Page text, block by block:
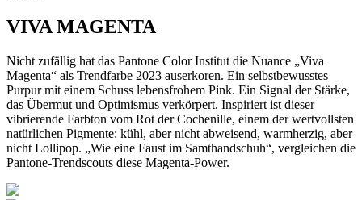
VIVA MAGENTA
Nicht zufällig hat das Pantone Color Institut die Nuance „Viva
Magenta“ als Trendfarbe 2023 auserkoren. Ein selbstbewusstes
Purpur mit einem Schuss lebensfrohem Pink. Ein Signal der Stärke,
das Übermut und Optimismus verkörpert. Inspiriert ist dieser
vibrierende Farbton vom Rot der Cochenille, einem der wertvollsten
natürlichen Pigmente: kühl, aber nicht abweisend, warmherzig, aber
nicht Lollipop. „Wie eine Faust im Samthandschuh“, vergleichen die
Pantone-Trendscouts diese Magenta-Power.